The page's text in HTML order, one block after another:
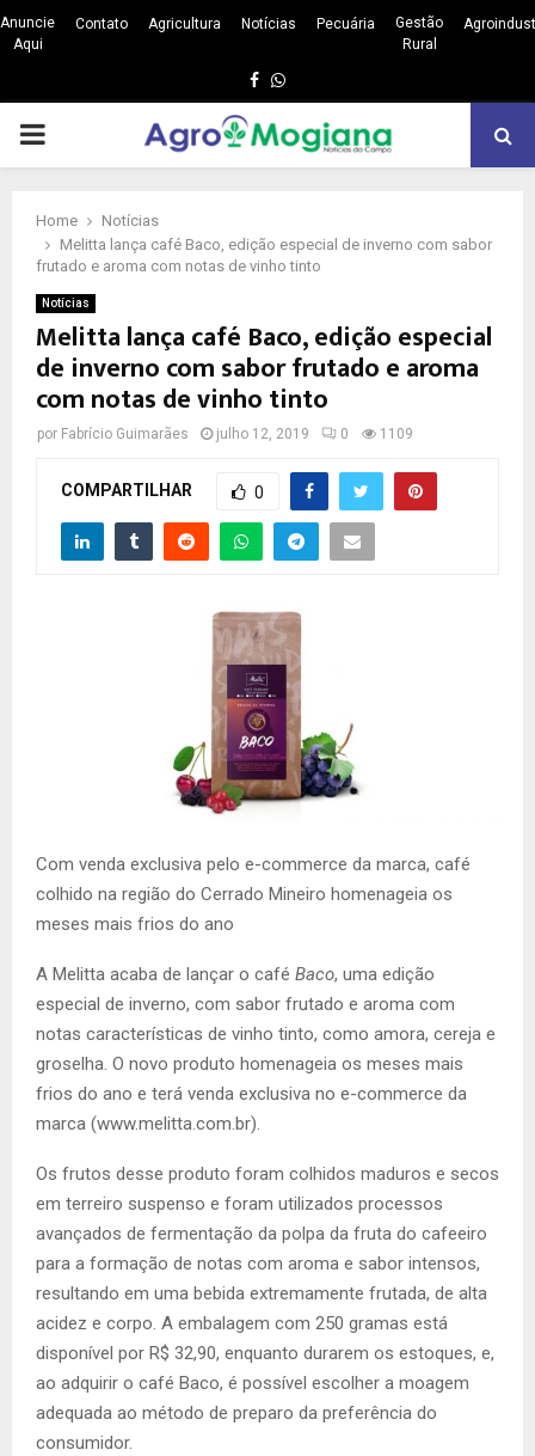
Anuncie
Aqui
Contato Agricultura Notícias Pecuária
Gestão
Rural
Facebook
Whatsapp
PRIMARY
Home
Notícias
Melitta lança café Baco, edição especial de inverno com sabor
frutado e aroma com notas de vinho tinto
Notícias
Melitta lança café Baco, edição especial
de inverno com sabor frutado e aroma
com notas de vinho tinto
por Fabrício Guimarães julho 12, 2019 0 1109
COMPARTILHAR 0
Com venda exclusiva pelo e-commerce da marca, café
colhido na região do Cerrado Mineiro homenageia os
meses mais frios do ano
A Melitta acaba de lançar o café Baco, uma edição
especial de inverno, com sabor frutado e aroma com
notas características de vinho tinto, como amora, cereja e
groselha. O novo produto homenageia os meses mais
frios do ano e terá venda exclusiva no e-commerce da
marca (www.melitta.com.br).
Os frutos desse produto foram colhidos maduros e secos
em terreiro suspenso e foram utilizados processos
avançados de fermentação da polpa da fruta do cafeeiro
para a formação de notas com aroma e sabor intensos,
resultando em uma bebida extremamente frutada, de alta
acidez e corpo. A embalagem com 250 gramas está
disponível por R$ 32,90, enquanto durarem os estoques, e,
ao adquirir o café Baco, é possível escolher a moagem
adequada ao método de preparo da preferência do
consumidor.